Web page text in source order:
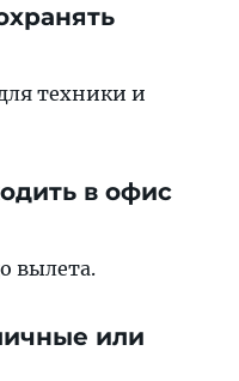
техники и
в офис
вылета.
или